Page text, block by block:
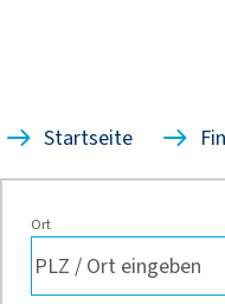
Startseite
Ort